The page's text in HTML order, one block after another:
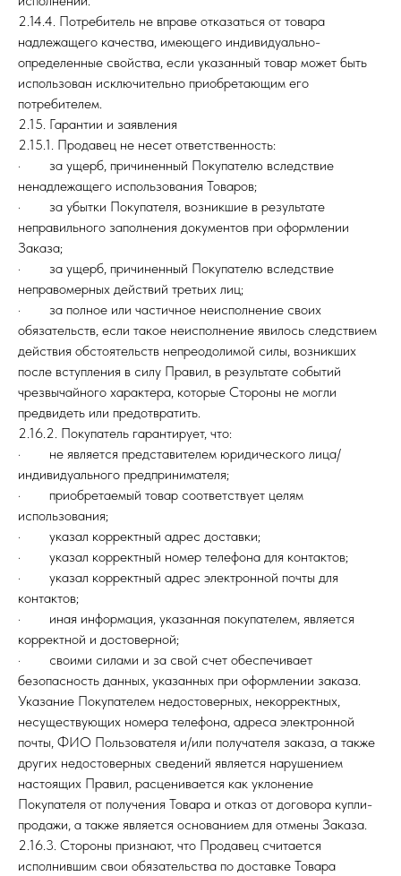
2.14.4. Потребитель не вправе отказаться от товара
надлежащего качества, имеющего индивидуально-
определенные свойства, если указанный товар может быть
использован исключительно приобретающим его
потребителем.
2.15. Гарантии и заявления
2.15.1. Продавец не несет ответственность:
· за ущерб, причиненный Покупателю вследствие
ненадлежащего использования Товаров;
· за убытки Покупателя, возникшие в результате
неправильного заполнения документов при оформлении
Заказа;
· за ущерб, причиненный Покупателю вследствие
неправомерных действий третьих лиц;
· за полное или частичное неисполнение своих
обязательств, если такое неисполнение явилось следствием
действия обстоятельств непреодолимой силы, возникших
после вступления в силу Правил, в результате событий
чрезвычайного характера, которые Стороны не могли
предвидеть или предотвратить.
2.16.2. Покупатель гарантирует, что:
· не является представителем юридического лица/
индивидуального предпринимателя;
· приобретаемый товар соответствует целям
использования;
· указал корректный адрес доставки;
· указал корректный номер телефона для контактов;
· указал корректный адрес электронной почты для
контактов;
· иная информация, указанная покупателем, является
корректной и достоверной;
· своими силами и за свой счет обеспечивает
безопасность данных, указанных при оформлении заказа.
Указание Покупателем недостоверных, некорректных,
несуществующих номера телефона, адреса электронной
почты, ФИО Пользователя и/или получателя заказа, а также
других недостоверных сведений является нарушением
настоящих Правил, расценивается как уклонение
Покупателя от получения Товара и отказ от договора купли-
продажи, а также является основанием для отмены Заказа.
2.16.3. Стороны признают, что Продавец считается
исполнившим свои обязательства по доставке Товара